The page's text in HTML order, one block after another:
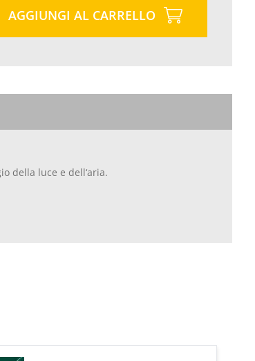
AGGIUNGI AL CARRELLO
della luce e dell‘aria.